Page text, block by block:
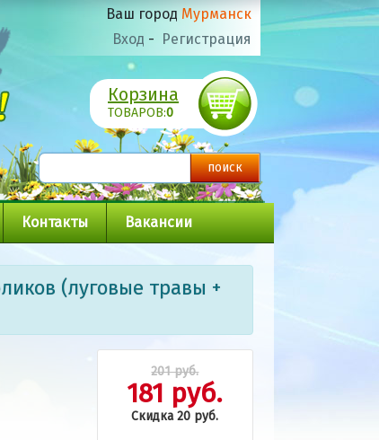
Ваш город Мурманск
Вход - Регистрация
Корзина
ТОВАРОВ:0
Контакты Вакансии
(луговые травы +
201 руб.
181 руб.
Скидка 20 руб.